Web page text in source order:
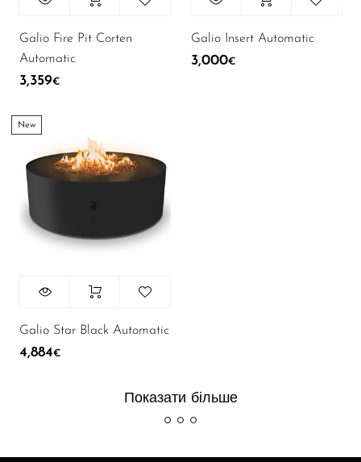
Galio Fire Pit Corten
Automatic
3,359€
Galio Insert Automatic
3,000€
New
Galio Star Black Automatic
4,884€
Показати більше